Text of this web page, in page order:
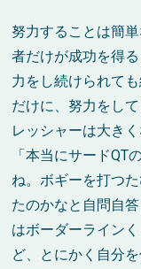
努力することは簡
者だけが成功を得
力をし続けられて
だけに、努力をし
レッシャーは大きく
「本当にサードQT
ね。ボギーを打つ
たのかなと自問自
はボーダーライン
ど、とにかく自分